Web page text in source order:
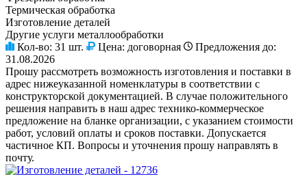
Термическая обработка
Изготовление деталей
Другие услуги металлообработки
Кол-во: 31 шт. Цена: договорная
Предложения до:
31.08.2026
Прошу рассмотреть возможность изготовления и поставки в
адрес нижеуказанной номенклатуры в соответствии с
конструкторской документацией. В случае положительного
решения направить в наш адрес технико-коммерческое
предложение на бланке организации, с указанием стоимости
работ, условий оплаты и сроков поставки. Допускается
частичное КП. Вопросы и уточнения прошу направлять в
почту.